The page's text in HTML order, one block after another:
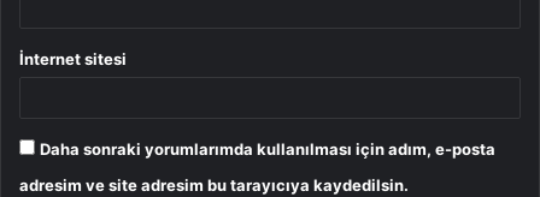
İnternet sitesi
Daha sonraki yorumlarımda kullanılması için adım, e-posta
adresim ve site adresim bu tarayıcıya kaydedilsin.